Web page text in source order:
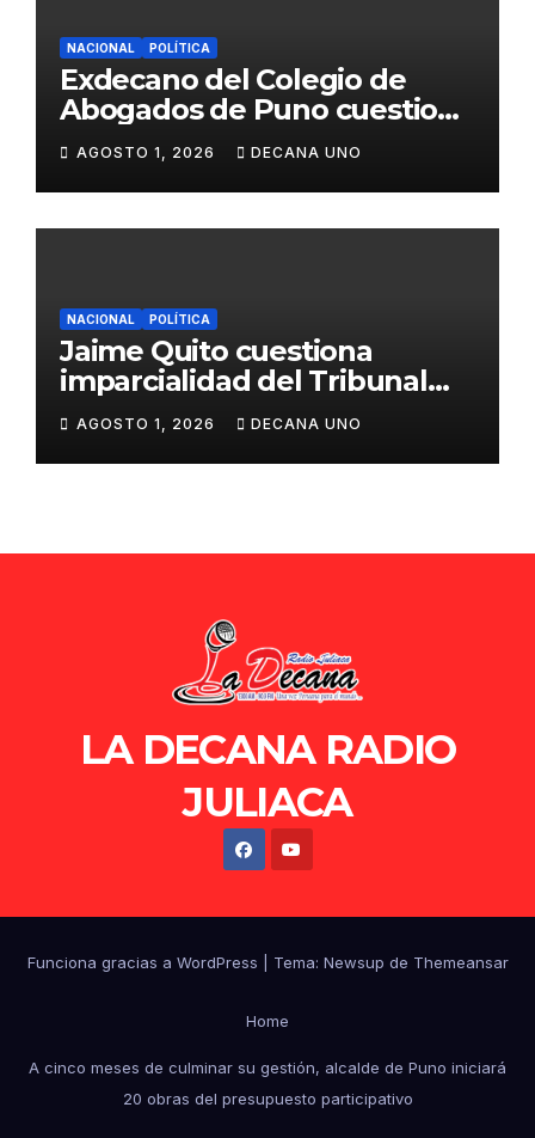
NACIONAL POLÍTICA
Exdecano del Colegio de
Abogados de Puno cuestiona
propuestas sobre seguridad
ciudadana
AGOSTO 1, 2026 DECANA UNO
NACIONAL POLÍTICA
Jaime Quito cuestiona
imparcialidad del Tribunal
Constitucional tras liberación
de Ollanta Humala
AGOSTO 1, 2026 DECANA UNO
LA DECANA RADIO
JULIACA
Funciona gracias a WordPress Tema: Newsup de Themeansar
Home
A cinco meses de culminar su gestión, alcalde de Puno iniciará
20 obras del presupuesto participativo